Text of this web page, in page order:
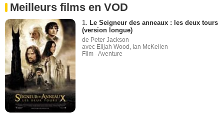
Meilleurs films en VOD
1. Le Seigneur des anneaux : les deux tours
(version longue)
de Peter Jackson
avec Elijah Wood, Ian McKellen
Film - Aventure